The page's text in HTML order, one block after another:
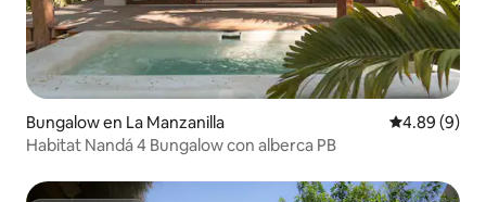
Bungalow en La Manzanilla Calificación
4.89 (9)
Habitat Nandá 4 Bungalow con alberca PB